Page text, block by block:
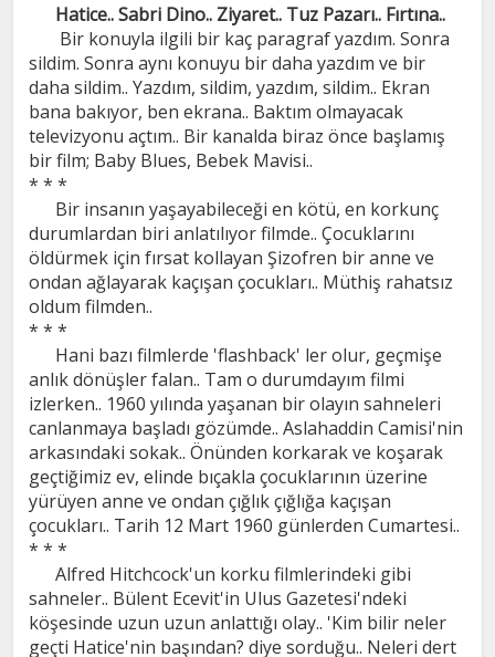
Hatice.. Sabri Dino.. Ziyaret.. Tuz Pazarı.. Fırtına..
Bir konuyla ilgili bir kaç paragraf yazdım. Sonra
sildim. Sonra aynı konuyu bir daha yazdım ve bir
daha sildim.. Yazdım, sildim, yazdım, sildim.. Ekran
bana bakıyor, ben ekrana.. Baktım olmayacak
televizyonu açtım.. Bir kanalda biraz önce başlamış
bir film; Baby Blues, Bebek Mavisi..
* * *
Bir insanın yaşayabileceği en kötü, en korkunç
durumlardan biri anlatılıyor filmde.. Çocuklarını
öldürmek için fırsat kollayan Şizofren bir anne ve
ondan ağlayarak kaçışan çocukları.. Müthiş rahatsız
oldum filmden..
* * *
Hani bazı filmlerde 'flashback' ler olur, geçmişe
anlık dönüşler falan.. Tam o durumdayım filmi
izlerken.. 1960 yılında yaşanan bir olayın sahneleri
canlanmaya başladı gözümde.. Aslahaddin Camisi'nin
arkasındaki sokak.. Önünden korkarak ve koşarak
geçtiğimiz ev, elinde bıçakla çocuklarının üzerine
yürüyen anne ve ondan çığlık çığlığa kaçışan
çocukları.. Tarih 12 Mart 1960 günlerden Cumartesi..
* * *
Alfred Hitchcock'un korku filmlerindeki gibi
sahneler.. Bülent Ecevit'in Ulus Gazetesi'ndeki
köşesinde uzun uzun anlattığı olay.. 'Kim bilir neler
geçti Hatice'nin başından? diye sorduğu.. Neleri dert